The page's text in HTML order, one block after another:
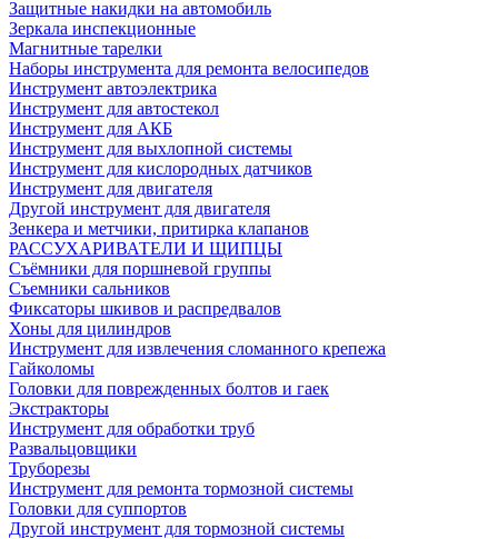
Защитные накидки на автомобиль
Зеркала инспекционные
Магнитные тарелки
Наборы инструмента для ремонта велосипедов
Инструмент автоэлектрика
Инструмент для автостекол
Инструмент для АКБ
Инструмент для выхлопной системы
Инструмент для кислородных датчиков
Инструмент для двигателя
Другой инструмент для двигателя
Зенкера и метчики, притирка клапанов
РАССУХАРИВАТЕЛИ И ЩИПЦЫ
Съёмники для поршневой группы
Съемники сальников
Фиксаторы шкивов и распредвалов
Хоны для цилиндров
Инструмент для извлечения сломанного крепежа
Гайколомы
Головки для поврежденных болтов и гаек
Экстракторы
Инструмент для обработки труб
Развальцовщики
Труборезы
Инструмент для ремонта тормозной системы
Головки для суппортов
Другой инструмент для тормозной системы